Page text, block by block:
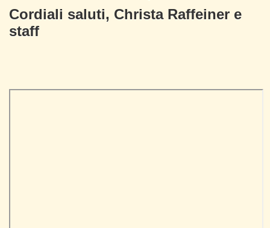
Cordiali saluti, Christa Raffeiner e
staff